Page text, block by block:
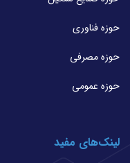
حوزه فناوری
حوزه مصرفی
حوزه عمومی
لینک‌های مفید